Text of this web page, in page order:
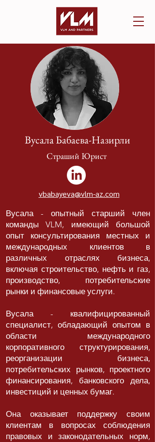
Вусала Бабаева-Назирли
Страший Юрист
vbabayeva@vlm-az.com
Вусала - опытный старший член
команды VLM, имеющий большой
опыт консультирования местных и
международных клиентов в
различных отраслях бизнеса,
включая строительство, нефть и газ,
производство, потребительские
рынки и финансовые услуги.
Вусала - квалифицированный
специалист, обладающий опытом в
области международного
корпоративного структурирования,
реорганизации бизнеса,
потребительских рынков, проектного
финансирования, банковского дела,
инвестиций и ценных бумаг.
Она оказывает поддержку своим
клиентам в вопросах соблюдения
правовых и законодательных норм,